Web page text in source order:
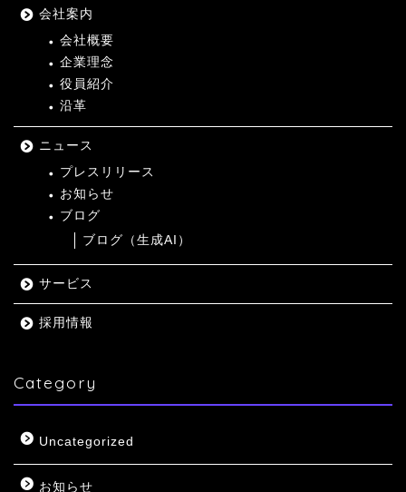
会社案内
会社概要
企業理念
役員紹介
沿革
ニュース
プレスリリース
お知らせ
ブログ
ブログ（生成AI）
サービス
採用情報
Category
Uncategorized
お知らせ